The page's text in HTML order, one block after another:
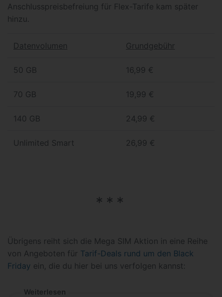
Anschlusspreisbefreiung für Flex-Tarife kam später
hinzu.
Datenvolumen Grundgebühr
50 GB 16,99 €
70 GB 19,99 €
140 GB 24,99 €
Unlimited Smart 26,99 €
Übrigens reiht sich die Mega SIM Aktion in eine Reihe
von Angeboten für Tarif-Deals rund um den Black
Friday ein, die du hier bei uns verfolgen kannst:
Weiterlesen